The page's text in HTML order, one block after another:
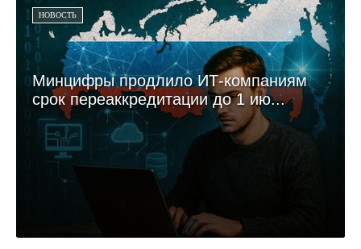
НОВОСТЬ
Минцифры продлило ИТ-компаниям
срок переаккредитации до 1 ию...